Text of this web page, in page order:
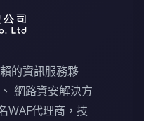
的資訊服務夥
網路資安解決方
WAF代理商，技